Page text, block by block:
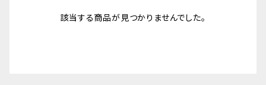
該当する商品が見つかりませんでした。